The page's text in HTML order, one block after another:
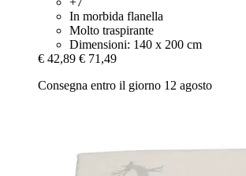
In morbida flanella
Molto traspirante
Dimensioni: 140 x 200 cm
€ 42,89 € 71,49
Consegna entro il giorno 12 agosto